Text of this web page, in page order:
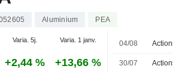
Aluminium PEA
Varia. 5j. Varia. 1 janv.
+2,44 % +13,66 %
04/08
30/07